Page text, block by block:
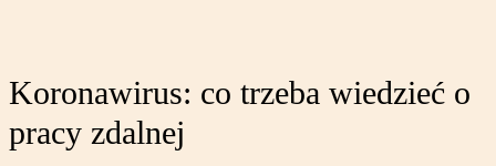
Koronawirus: co trzeba wiedzieć o
pracy zdalnej